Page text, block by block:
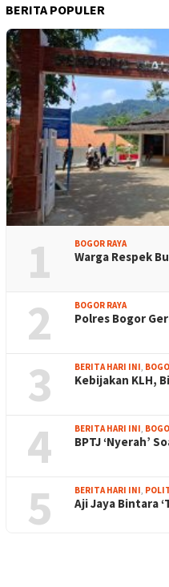
BERITA POPULER
1 BOGOR RAYA
Warga Respek
2 BOGOR RAYA
Polres Bogor
3 BERITA HARI INI,
Kebijakan KLH,
4 BERITA HARI INI,
BPTJ ‘Nyerah’
5 BERITA HARI INI,
Aji Jaya Bintara